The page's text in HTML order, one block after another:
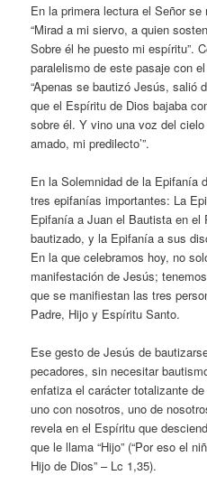
En la primera lectura el Señor
“Mirad a mi siervo, a quien
Sobre él he puesto mi espíritu”.
paralelismo de este pasaje con
“Apenas se bautizó Jesús, salió
que el Espíritu de Dios bajaba
sobre él. Y vino una voz del
amado, mi predilecto’”.
En la Solemnidad de la Epifanía
tres epifanías importantes: La
Epifanía a Juan el Bautista en
bautizado, y la Epifanía a sus
En la que celebramos hoy, no
manifestación de Jesús;
que se manifiestan las tres
Padre, Hijo y Espíritu Santo.
Ese gesto de Jesús de
pecadores, sin necesitar
enfatiza el carácter totalizante
uno con nosotros, uno de
revela en el Espíritu que
que le llama “Hijo” (“Por eso el
Hijo de Dios” – Lc 1,35).